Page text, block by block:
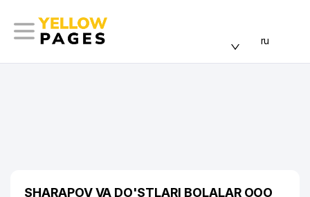
ru
SHARAPOV VA DO'STLARI BOLALAR ООО